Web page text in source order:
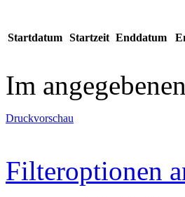
Startdatum Startzeit Enddatum
Im
Druckvorschau
Filteroptionen